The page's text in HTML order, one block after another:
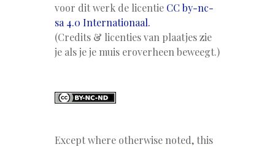
voor dit werk de licentie CC by-nc-
sa 4.0 Internationaal.
(Credits & licenties van plaatjes zie
je als je je muis eroverheen beweegt.)
Except where otherwise noted, this